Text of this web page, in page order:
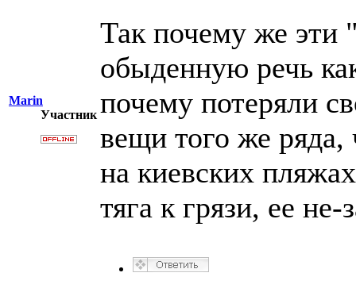
Marin
Участник
Так почему же эти
обыденную речь
почему потеряли
вещи того же ряда,
на киевских
тяга к грязи, ее не-